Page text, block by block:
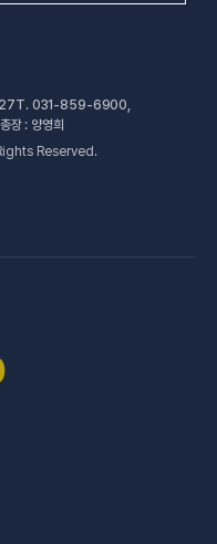
증진센터(새 창 열림)
혁신지원센터(새 창 열림)
학습지원센터
T. 031-859-6900
: 양영희
Reserved.